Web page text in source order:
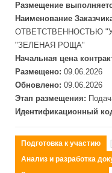
Размещение
Наименование
ОТВЕТСТВЕННОСТЬЮ
"ЗЕЛЕНАЯ РОЩА"
Начальная цена
Размещено: 09.06.2026
Обновлено: 09.06.2026
Этап размещения:
Идентификационный
Подготовка к участию
Анализ и разработка